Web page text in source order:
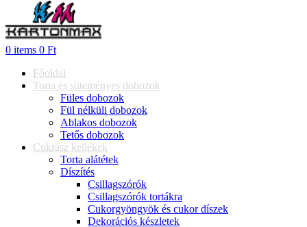
0 items 0 Ft
Főoldal
Torta és süteményes dobozok
Füles dobozok
Fül nélküli dobozok
Ablakos dobozok
Tetős dobozok
Cukrász kellékek
Torta alátétek
Díszítés
Csillagszórók
Csillagszórók tortákra
Cukorgyöngyök és cukor díszek
Dekorációs készletek